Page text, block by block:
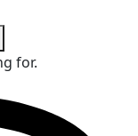
for.